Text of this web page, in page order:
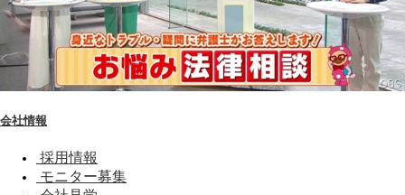
会社情報
採用情報
モニター募集